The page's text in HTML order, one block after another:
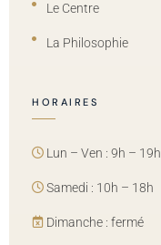
Le Centre
La Philosophie
HORAIRES
Lun – Ven : 9h – 19h
Samedi : 10h – 18h
Dimanche : fermé